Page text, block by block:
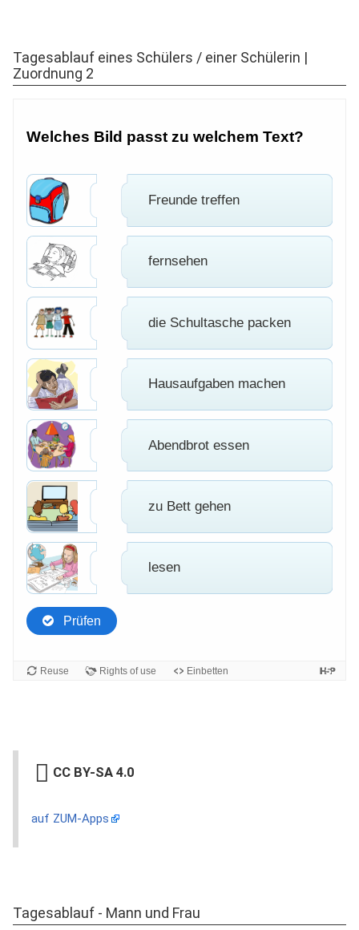
Tagesablauf eines Schülers / einer Schülerin |
Zuordnung 2
CC BY-SA 4.0
auf ZUM-Apps
Tagesablauf - Mann und Frau